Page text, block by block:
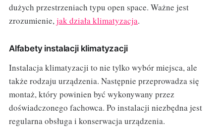
dużych przestrzeniach typu open space. Ważne jest
zrozumienie,jak działa klimatyzacja.
Alfabety instalacji klimatyzacji
Instalacja klimatyzacji to nie tylko wybór miejsca, ale
także rodzaju urządzenia. Następnie przeprowadza się
montaż, który powinien być wykonywany przez
doświadczonego fachowca. Po instalacji niezbędna jest
regularna obsługa i konserwacja urządzenia.